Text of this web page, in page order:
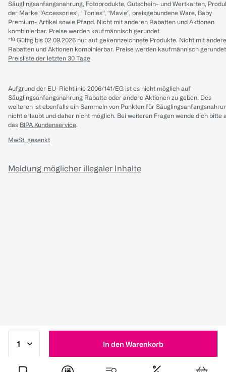
In den Warenkorb
Säuglingsanfangsnahrung, Fotoprodukte, Gutschein- und Wertkarten,
der Marke “Accessories“, “Tonies“, “Mavie“, preisgebundene Ware, Baby
Premium- Artikel sowie Pfand. Nicht mit anderen Rabatten und Aktionen
kombinierbar. Preise werden kaufmännisch gerundet.
*¹⁰ Gültig bis 02.09.2026 nur auf gekennzeichnete Produkte. Nicht mit
Rabatten und Aktionen kombinierbar. Preise werden kaufmännisch
Preisliste der letzten 30 Tage
Aufgrund der EU-Richtlinie 2006/141/EG ist es nicht möglich auf
Säuglingsanfangsnahrung Rabatte oder andere Aktionen zu geben. Des
weiteren ist ebenfalls ein Sammeln von Punkten für
nicht erlaubt und daher nicht möglich. Bei weiteren Fragen wende dich bitte
das BIPA Kundenservice.
MwSt. gesenkt
Meldung möglicher illegaler Inhalte